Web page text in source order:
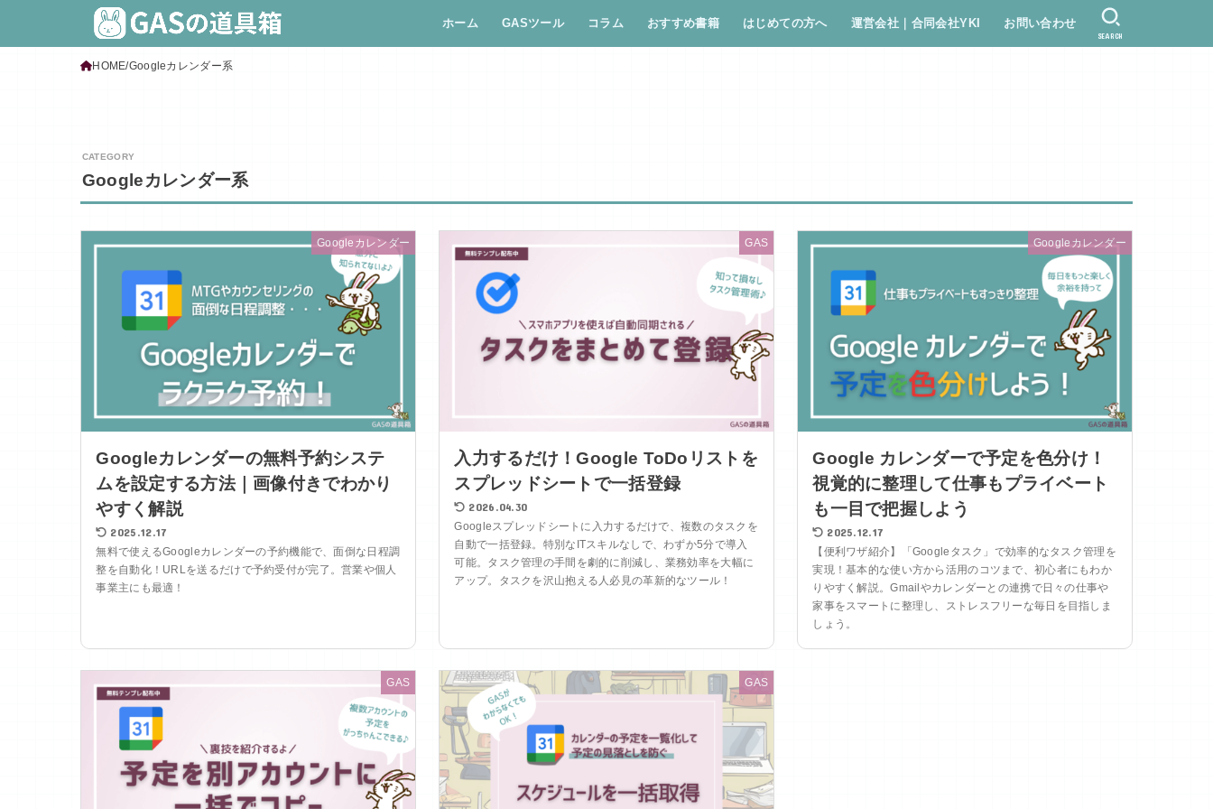
ホーム GASツール コラム おすすめ書籍 はじめての方へ 運営会社｜合同会社YKI お問い合わせ
SEARCH
HOME Googleカレンダー系
Googleカレンダー系
Googleカレンダー
Googleカレンダーの無料予約システ
ムを設定する方法｜画像付きでわかり
やすく解説
2025.12.17
無料で使えるGoogleカレンダーの予約機能で、面倒な日程調
整を自動化！URLを送るだけで予約受付が完了。営業や個人
事業主にも最適！
GAS
入力するだけ！Google ToDoリストを
スプレッドシートで一括登録
2026.04.30
Googleスプレッドシートに入力するだけで、複数のタスクを
自動で一括登録。特別なITスキルなしで、わずか5分で導入
可能。タスク管理の手間を劇的に削減し、業務効率を大幅に
アップ。タスクを沢山抱える人必見の革新的なツール！
Googleカレンダー
Google カレンダーで予定を色分け！
視覚的に整理して仕事もプライベート
も一目で把握しよう
2025.12.17
【便利ワザ紹介】「Googleタスク」で効率的なタスク管理を
実現！基本的な使い方から活用のコツまで、初心者にもわか
りやすく解説。Gmailやカレンダーとの連携で日々の仕事や
家事をスマートに整理し、ストレスフリーな毎日を目指しま
しょう。
GAS GAS